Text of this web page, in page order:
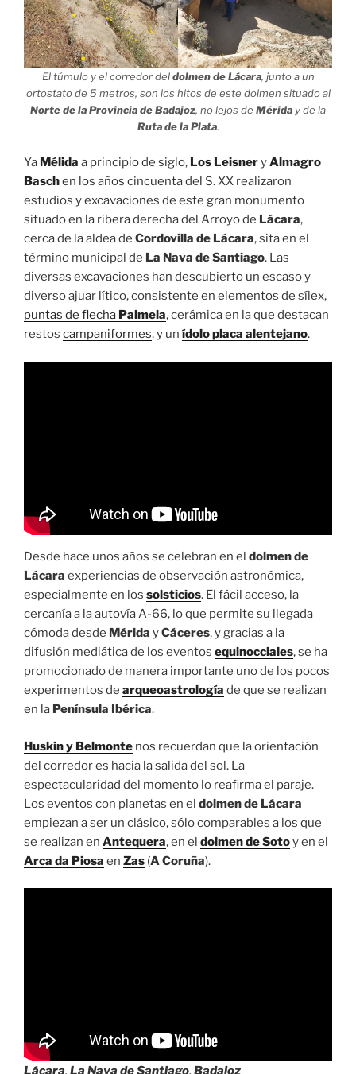
El túmulo y el corredor deldolmen de Lácara, junto a un
ortostato de 5 metros, son los hitos de este dolmen situado al
Norte de la Provincia de Badajoz, no lejos de Mérida y de la
Ruta de la Plata.
Ya Mélida a principio de siglo, Los LeisneryAlmagro
Baschen los años cincuenta del S. XX realizaron
estudios y excavaciones de este gran monumento
situado en la ribera derecha del Arroyo de Lácara,
cerca de la aldea de Cordovilla de Lácara, sita en el
término municipal de La Nava de Santiago. Las
diversas excavaciones han descubierto un escaso y
diverso ajuar lítico, consistente en elementos de sílex,
puntas de flecha Palmela, cerámica en la que destacan
restos campaniformes, y un ídolo placa alentejano.
Desde hace unos años se celebran en el dolmen de
Lácara experiencias de observación astronómica,
especialmente en los solsticios. El fácil acceso, la
cercanía a la autovía A-66, lo que permite su llegada
cómoda desde Mérida yCáceres, y gracias a la
difusión mediática de los eventos equinocciales, se ha
promocionado de manera importante uno de los pocos
experimentos de arqueoastrología de que se realizan
en la Península Ibérica.
Huskin y Belmonte nos recuerdan que la orientación
del corredor es hacia la salida del sol. La
espectacularidad del momento lo reafirma el paraje.
Los eventos con planetas en el dolmen de Lácara
empiezan a ser un clásico, sólo comparables a los que
se realizan en Antequera, en el dolmen de Sotoy en el
Arca da Piosa en Zas (A Coruña).
Lácara. La Nava de Santiago, Badajoz